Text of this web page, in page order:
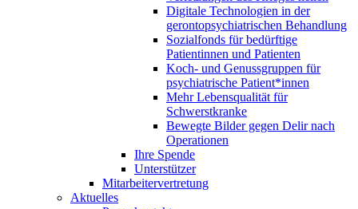
Digitale Technologien in der
gerontopsychiatrischen Behandlung
Sozialfonds für bedürftige
Patientinnen und Patienten
Koch- und Genussgruppen für
psychiatrische Patient*innen
Mehr Lebensqualität für
Schwerstkranke
Bewegte Bilder gegen Delir nach
Operationen
Ihre Spende
Unterstützer
Mitarbeitervertretung
Aktuelles